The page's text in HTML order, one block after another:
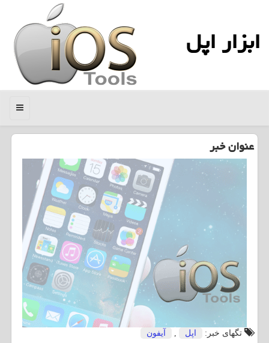
ابزار اپل
منو
عنوان خبر
تگهای خبر: اپل آیفون